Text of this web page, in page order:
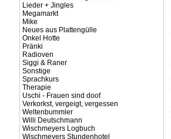
Lieder + Jingles
Megamarkt
Mike
Neues aus Plattengülle
Onkel Hotte
Pränki
Radioven
Siggi & Raner
Sonstige
Sprachkurs
Therapie
Uschi - Frauen sind doof
Verkorkst, vergeigt, vergessen
Weltenbummler
Willi Deutschmann
Wischmeyers Logbuch
Wischmeyers Stundenhotel